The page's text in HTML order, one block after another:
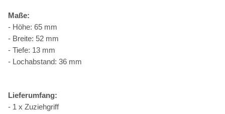
Maße:
- Höhe: 65 mm
- Breite: 52 mm
- Tiefe: 13 mm
- Lochabstand: 36 mm
Lieferumfang:
- 1 x Zuziehgriff